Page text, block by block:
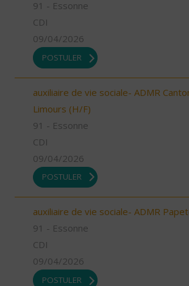
91 - Essonne
CDI
09/04/2026
POSTULER
auxiliaire de vie sociale- ADMR
Limours (H/F)
91 - Essonne
CDI
09/04/2026
POSTULER
auxiliaire de vie sociale- ADMR
91 - Essonne
CDI
09/04/2026
POSTULER